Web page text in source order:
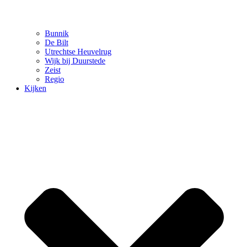
Bunnik
De Bilt
Utrechtse Heuvelrug
Wijk bij Duurstede
Zeist
Regio
Kijken